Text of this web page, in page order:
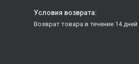
возврат товара в течение 14 дней